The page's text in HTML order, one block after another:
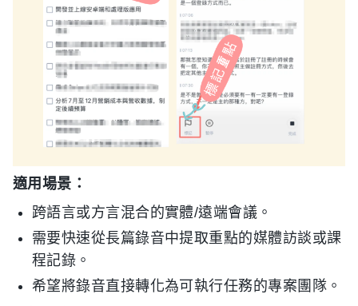
適用場景：
跨語言或方言混合的實體/遠端會議。
需要快速從長篇錄音中提取重點的媒體訪談或課
程記錄。
希望將錄音直接轉化為可執行任務的專案團隊。